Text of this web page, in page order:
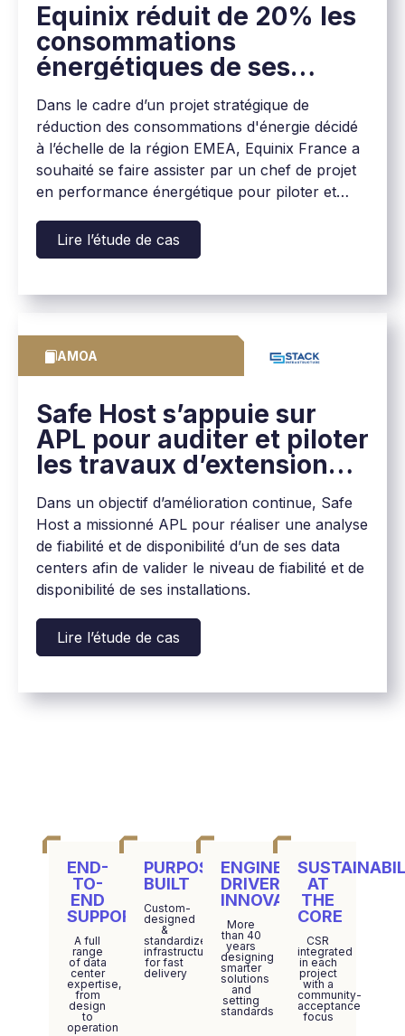
Equinix réduit de 20% les
consommations
énergétiques de ses
quatre data centers en
France, grâce à APL
Dans le cadre d’un projet stratégique de
réduction des consommations d'énergie décidé
à l’échelle de la région EMEA, Equinix France a
souhaité se faire assister par un chef de projet
en performance énergétique pour piloter et
4 data centers.
Lire l’étude de cas
AMOA
Safe Host s’appuie sur
APL pour auditer et piloter
les travaux d’extension
d’un de ses data centers
Dans un objectif d’amélioration continue, Safe
Host a missionné APL pour réaliser une analyse
de fiabilité et de disponibilité d’un de ses data
centers afin de valider le niveau de fiabilité et de
disponibilité de ses installations.
Lire l’étude de cas
END-
TO-
END
SUPPORT
A full
range
of data
center
expertise,
from
design
to
operation
PURPOSE-
BUILT
Custom-
designed
&
standardized
infrastructure
for fast
delivery
ENGINEERING-
DRIVER
INNOVATION
More
than 40
years
designing
smarter
solutions
and
setting
standards
AT
THE
CORE
CSR
integrated
in each
project
with a
community-
acceptance
focus